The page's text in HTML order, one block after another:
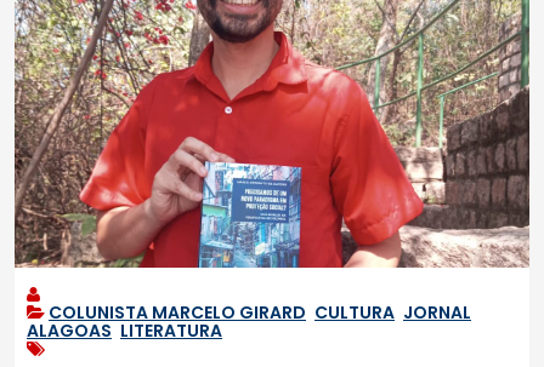
COLUNISTA MARCELO GIRARD CULTURA JORNAL
ALAGOAS LITERATURA